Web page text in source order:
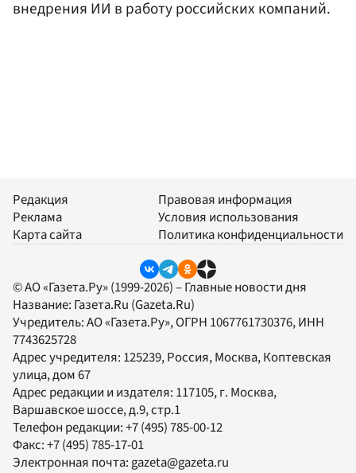
внедрения ИИ в работу российских компаний.
Редакция
Реклама
Карта сайта
Правовая информация
Условия использования
Политика конфиденциальности
© АО «Газета.Ру» (1999-2026) – Главные новости дня
Название: Газета.Ru (Gazeta.Ru)
Учредитель:АО «Газета.Ру», ОГРН 1067761730376, ИНН
7743625728
Адрес учредителя: 125239, Россия, Москва, Коптевская
улица, дом 67
Адрес редакции и издателя: 117105, г. Москва,
Варшавское шоссе, д.9, стр.1
Телефон редакции:+7 (495) 785-00-12
Факс:+7 (495) 785-17-01
Электронная почта: gazeta@gazeta.ru